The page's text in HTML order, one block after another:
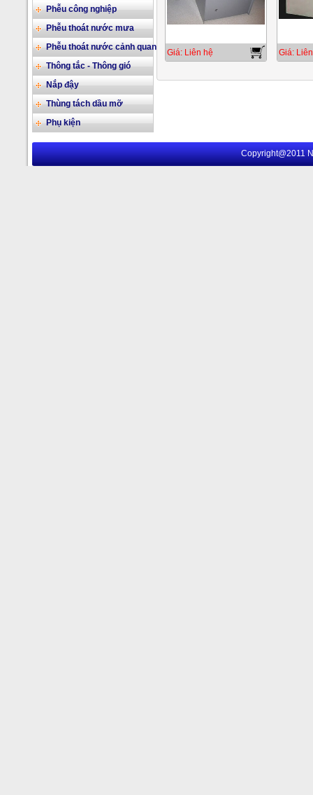
Phễu công nghiệp
Phễu thoát nước mưa
Phễu thoát nước cảnh quan
Thông tắc - Thông gió
Nắp đậy
Thùng tách dầu mỡ
Phụ kiện
Giá: Liên hệ Giá:
Copyright@2011